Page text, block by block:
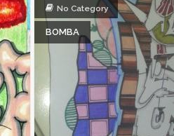
BOMBA
No Category